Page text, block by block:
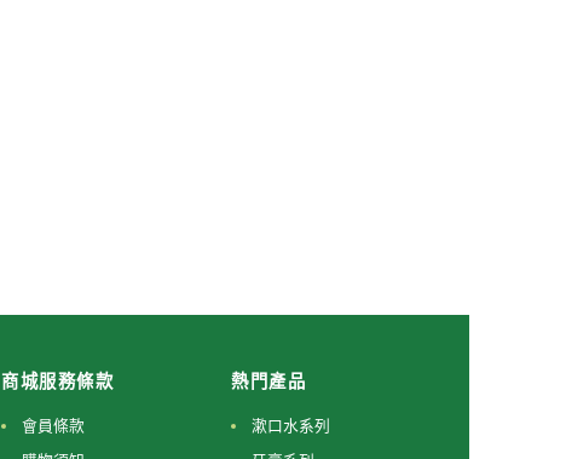
商城服務條款
會員條款
熱門產品
漱口水系列